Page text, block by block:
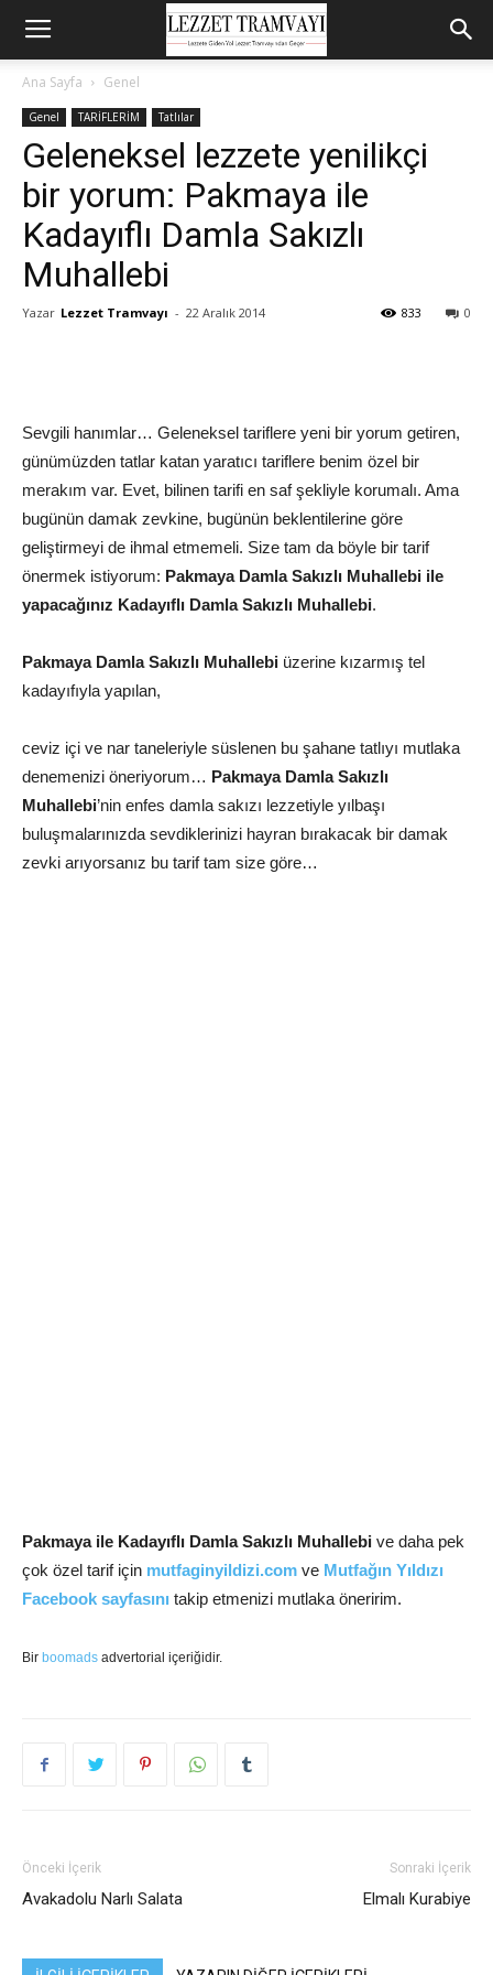
Ana Sayfa Genel
Genel TARİFLERİM Tatlılar
Geleneksel lezzete yenilikçi
bir yorum: Pakmaya ile
Kadayıflı Damla Sakızlı
Muhallebi
Yazar Lezzet Tramvayı - 22 Aralık 2014 0
833
Sevgili hanımlar… Geleneksel tariflere yeni bir yorum getiren,
günümüzden tatlar katan yaratıcı tariflere benim özel bir
merakım var. Evet, bilinen tarifi en saf şekliyle korumalı. Ama
bugünün damak zevkine, bugünün beklentilerine göre
geliştirmeyi de ihmal etmemeli. Size tam da böyle bir tarif
önermek istiyorum: Pakmaya Damla Sakızlı Muhallebi ile
yapacağınız Kadayıflı Damla Sakızlı Muhallebi.
Pakmaya Damla Sakızlı Muhallebi üzerine kızarmış tel
kadayıfıyla yapılan,
ceviz içi ve nar taneleriyle süslenen bu şahane tatlıyı mutlaka
denemenizi öneriyorum… Pakmaya Damla Sakızlı
Muhallebi’nin enfes damla sakızı lezzetiyle yılbaşı
buluşmalarınızda sevdiklerinizi hayran bırakacak bir damak
zevki arıyorsanız bu tarif tam size göre…
Pakmaya ile Kadayıflı Damla Sakızlı Muhallebi ve daha pek
çok özel tarif için mutfaginyildizi.com ve Mutfağın Yıldızı
Facebook sayfasını takip etmenizi mutlaka öneririm.
Bir boomads advertorial içeriğidir.
Önceki İçerik
Avakadolu Narlı Salata
Sonraki İçerik
Elmalı Kurabiye